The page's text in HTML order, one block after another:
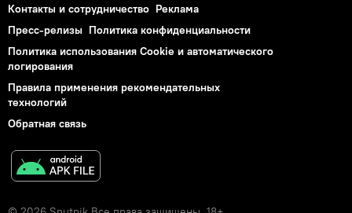
Контакты и сотрудничество Реклама
Пресс-релизы Политика конфиденциальности
Политика использования Cookie и автоматического
логирования
Правила применения рекомендательных
технологий
Обратная связь